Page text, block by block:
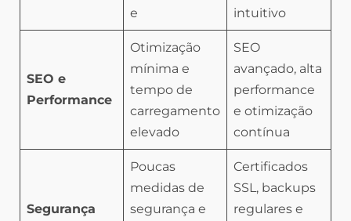
e
intuitivo
SEO e
Performance
Otimização
mínima e
tempo de
carregamento
elevado
SEO
avançado, alta
performance
e otimização
contínua
Segurança
Poucas
medidas de
segurança e
Certificados
SSL, backups
regulares e